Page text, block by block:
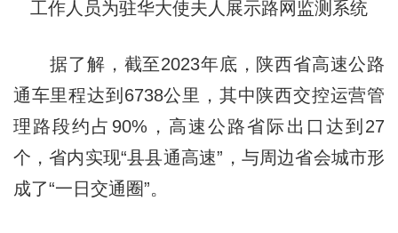
工作人员为驻华大使夫人展示路网监测系统
据了解，截至2023年底，陕西省高速公路
通车里程达到6738公里，其中陕西交控运营管
理路段约占90%，高速公路省际出口达到27
个，省内实现“县县通高速”，与周边省会城市形
成了“一日交通圈”。